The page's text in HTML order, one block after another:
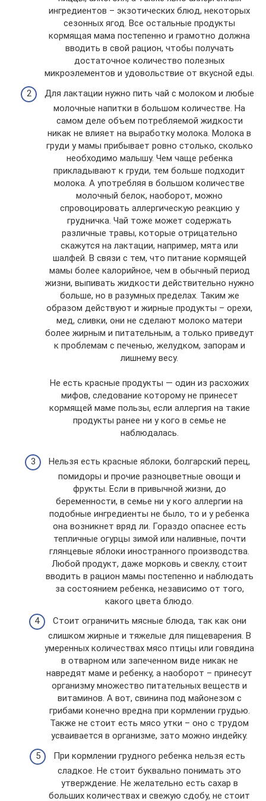
ингредиентов – экзотических блюд, некоторых
сезонных ягод. Все остальные продукты
кормящая мама постепенно и грамотно должна
вводить в свой рацион, чтобы получать
достаточное количество полезных
микроэлементов и удовольствие от вкусной еды.
Для лактации нужно пить чай с молоком и любые
молочные напитки в большом количестве. На
самом деле объем потребляемой жидкости
никак не влияет на выработку молока. Молока в
груди у мамы прибывает ровно столько, сколько
необходимо малышу. Чем чаще ребенка
прикладывают к груди, тем больше подходит
молока. А употребляя в большом количестве
молочный белок, наоборот, можно
спровоцировать аллергическую реакцию у
грудничка. Чай тоже может содержать
различные травы, которые отрицательно
скажутся на лактации, например, мята или
шалфей. В связи с тем, что питание кормящей
мамы более калорийное, чем в обычный период
жизни, выпивать жидкости действительно нужно
больше, но в разумных пределах. Таким же
образом действуют и жирные продукты – орехи,
мед, сливки, они не сделают молоко матери
более жирным и питательным, а только приведут
к проблемам с печенью, желудком, запорам и
лишнему весу.
Не есть красные продукты — один из расхожих
мифов, следование которому не принесет
кормящей маме пользы, если аллергия на такие
продукты ранее ни у кого в семье не
наблюдалась.
Нельзя есть красные яблоки, болгарский перец,
помидоры и прочие разноцветные овощи и
фрукты. Если в привычной жизни, до
беременности, в семье ни у кого аллергии на
подобные ингредиенты не было, то и у ребенка
она возникнет вряд ли. Гораздо опаснее есть
тепличные огурцы зимой или наливные, почти
глянцевые яблоки иностранного производства.
Любой продукт, даже морковь и свеклу, стоит
вводить в рацион мамы постепенно и наблюдать
за состоянием ребенка, независимо от того,
какого цвета блюдо.
Стоит ограничить мясные блюда, так как они
слишком жирные и тяжелые для пищеварения. В
умеренных количествах мясо птицы или говядина
в отварном или запеченном виде никак не
навредят маме и ребенку, а наоборот – принесут
организму множество питательных веществ и
витаминов. А вот, свинина под майонезом с
грибами конечно вредна при кормлении грудью.
Также не стоит есть мясо утки – оно с трудом
усваивается в организме, зато можно индейку.
При кормлении грудного ребенка нельзя есть
сладкое. Не стоит буквально понимать это
утверждение. Не желательно есть сахар в
больших количествах и свежую сдобу, не стоит